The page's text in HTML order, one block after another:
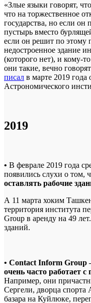
«Злые языки говорят,
что на торжественное
государства, но если
пустырь вместо
если он решит по этому
недостроенное здание
(которого нет), и кому-
они такие, вечно
писал в марте 2019 года
Астрономического
2019
• В феврале 2019 года
появились слухи о том,
оставлять рабочие
А 11 марта хоким
территория института
Group в аренду на 49
зданий.
• Contact Inform Group
очень часто работает
Например, они
Сергели, дворца спорта
базара на Куйлюке,